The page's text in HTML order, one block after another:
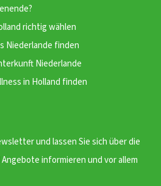
richtig wählen
Niederlande finden
Niederlande
in Holland finden
und lassen Sie sich über die
informieren und vor allem